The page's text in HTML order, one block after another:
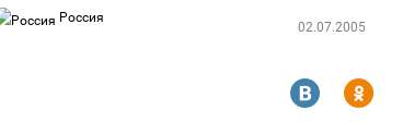
Россия
02.07.2005
R Y